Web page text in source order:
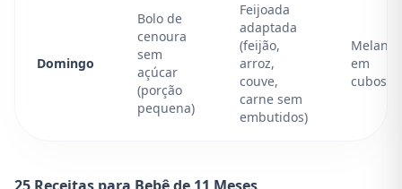
Domingo
Bolo de
cenoura
sem
açúcar
(porção
pequena)
Feijoada
adaptada
(feijão,
arroz,
couve,
carne sem
embutidos)
em
cubos